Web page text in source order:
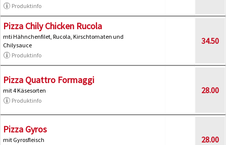
Produktinfo
Pizza Chily Chicken Rucola
mti Hähnchenfilet, Rucola, Kirschtomaten und
Chilysauce
Produktinfo
34.50
Pizza Quattro Formaggi
mit 4 Käsesorten
Produktinfo
28.00
Pizza Gyros
mit Gyrosfleisch
28.00